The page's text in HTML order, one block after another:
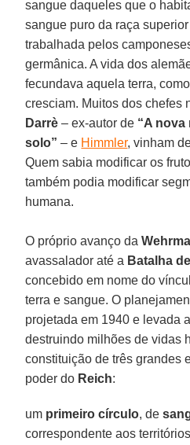
sangue daqueles que o
sangue puro da raça
trabalhada pelos
germânica. A vida dos
fecundava aquela terra,
cresciam. Muitos dos chefes
Darrè – ex-autor de “A nova
solo” – e Himmler, vinham
Quem sabia modificar os
também podia modificar
humana.
O próprio avanço da
avassalador até a Batalha
concebido em nome do
terra e sangue. O
projetada em 1940 e levada
destruindo milhões de vidas
constituição de três grandes
poder do Reich:
um primeiro círculo, de
correspondente aos